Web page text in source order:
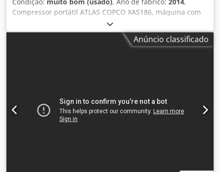
Compressor portátil ATLAS COPCO XAS186, máquina com
pós-resfriador após manutenção completa Dados técnicos:
Capacidade: 11,10 m³/min; Pressão de trabalho: 7 bar; Ano
de fabricação: 2014 Motor: DEUTZ Quilometragem: O
Anúncio classificado